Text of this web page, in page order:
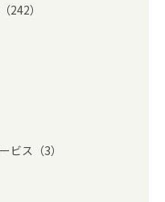
242）
ビス（3）